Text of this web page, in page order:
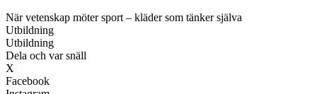
När vetenskap möter sport – kläder som tänker själva
Utbildning
Utbildning
Dela och var snäll
X
Facebook